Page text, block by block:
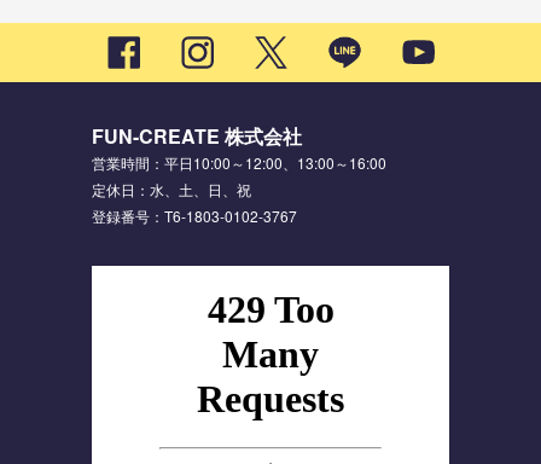
FUN-CREATE 株式会社
営業時間：平日10:00～12:00、13:00～16:00
定休日：水、土、日、祝
登録番号：T6-1803-0102-3767